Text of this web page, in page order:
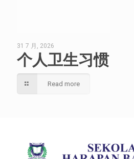
31 7 月, 2026
个人卫生习惯
Read more